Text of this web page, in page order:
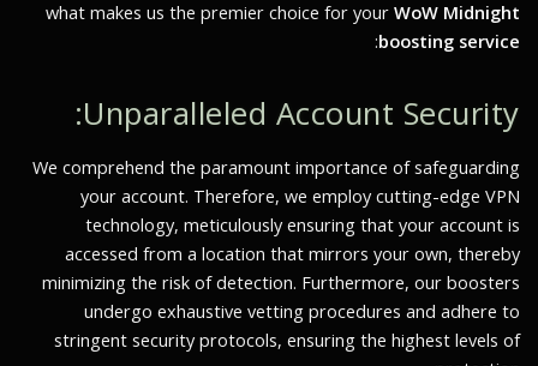
what makes us the premier choice for your WoW Midnight
boosting service
:
Unparalleled Account Security:
We comprehend the paramount importance of safeguarding
your account. Therefore, we employ cutting-edge VPN
technology, meticulously ensuring that your account is
accessed from a location that mirrors your own, thereby
minimizing the risk of detection. Furthermore, our boosters
undergo exhaustive vetting procedures and adhere to
stringent security protocols, ensuring the highest levels of